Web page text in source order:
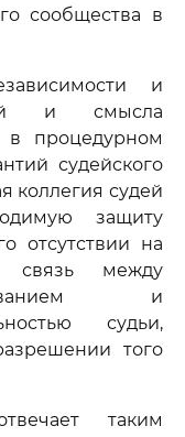
сообщества в
и
и смысла
в процедурном
судейского
коллегия судей
защиту
отсутствии на
связь между
и
судьи,
того
таким